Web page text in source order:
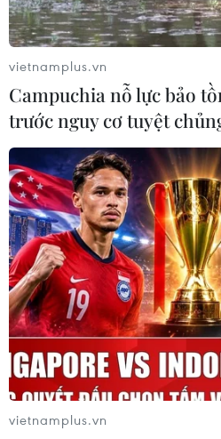
TIN CÙNG CHUYÊN
Để ASEAN không chỉ thích
thời đại, mà còn chủ động
phát huy hiệu quả vai trò
08/08/2026 00:39
Indonesia không áp thuế
phá giá với nhựa từ Việt Nam
vietnamplus.vn
Campuchia nỗ lực bảo
trước nguy cơ tuyệt
vietnamplus.vn